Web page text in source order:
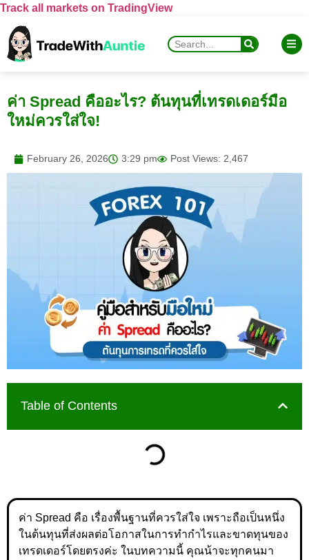
Track all markets on TradingView
ค่า Spread คืออะไร? ต้นทุนที่เทรดเดอร์มือ
ใหม่ควรใส่ใจ!
February 26, 2026 3:29 pm Post Views: 2,467
Table of Contents
ค่า Spread คือ เรื่องพื้นฐานที่ควรใส่ใจ เพราะถือเป็นหนึ่ง
ในต้นทุนที่ส่งผลต่อโอกาสในการทำกำไรและขาดทุนของ
เทรดเดอร์โดยตรงค่ะ ในบทความนี้ คุณน้าจะทุกคนมา